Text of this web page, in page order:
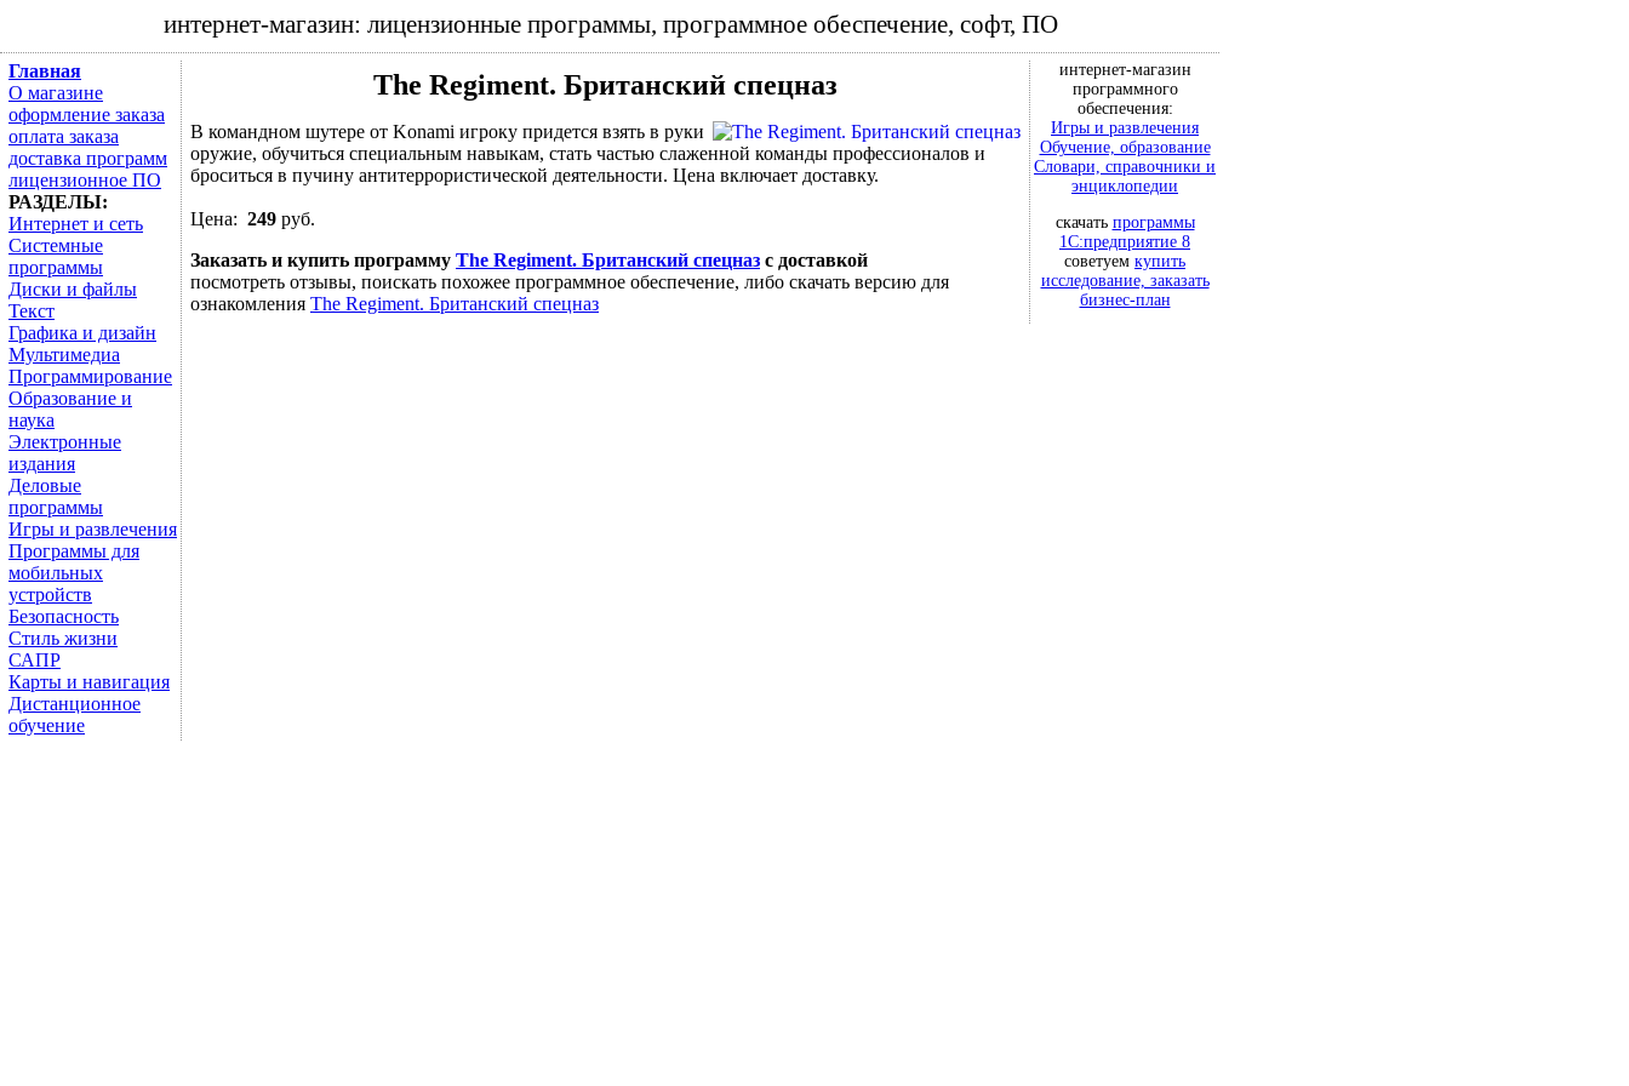
интернет-магазин: лицензионные программы, программное обеспечение, софт, ПО
Главная
О магазине
оформление заказа
оплата заказа
доставка программ
лицензионное ПО
РАЗДЕЛЫ:
Интернет и сеть
Системные
программы
Диски и файлы
Текст
Графика и дизайн
Мультимедиа
Программирование
Образование и
наука
Электронные
издания
Деловые
программы
Игры и развлечения
Программы для
мобильных
устройств
Безопасность
Стиль жизни
САПР
Карты и навигация
Дистанционное
обучение
The Regiment. Британский спецназ
В командном шутере от Konami игроку придется взять в руки
оружие, обучиться специальным навыкам, стать частью слаженной команды профессионалов и
броситься в пучину антитеррористической деятельности. Цена включает доставку.
Цена: 249 руб.
Заказать и купить программу The Regiment. Британский спецназ с доставкой
посмотреть отзывы, поискать похожее программное обеспечение, либо скачать версию для
ознакомления The Regiment. Британский спецназ
интернет-магазин
программного
обеспечения:
Игры и развлечения
Обучение, образование
Словари, справочники и
энциклопедии
скачать программы
1С:предприятие 8
советуем купить
исследование, заказать
бизнес-план